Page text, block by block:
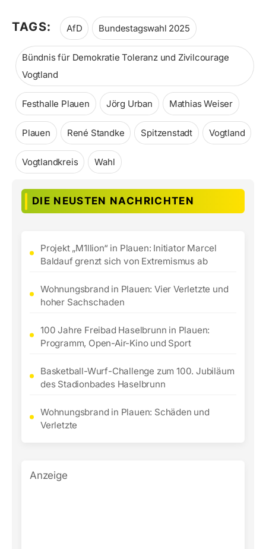
TAGS: AfD Bundestagswahl 2025
Bündnis für Demokratie Toleranz und Zivilcourage
Vogtland
Festhalle Plauen Jörg Urban Mathias Weiser
Plauen René Standke Spitzenstadt Vogtland
Vogtlandkreis Wahl
DIE NEUSTEN NACHRICHTEN
Projekt „M1llion“ in Plauen: Initiator Marcel
Baldauf grenzt sich von Extremismus ab
Wohnungsbrand in Plauen: Vier Verletzte und
hoher Sachschaden
100 Jahre Freibad Haselbrunn in Plauen:
Programm, Open-Air-Kino und Sport
Basketball-Wurf-Challenge zum 100. Jubiläum
des Stadionbades Haselbrunn
Wohnungsbrand in Plauen: Schäden und
Verletzte
Anzeige